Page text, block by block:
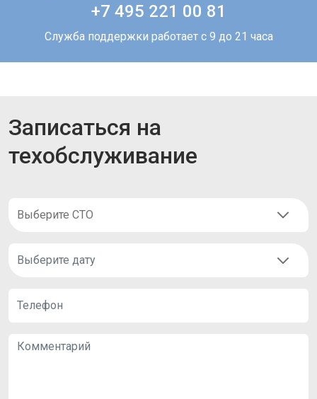
+7 495 221 00 81
Служба поддержки работает с 9 до 21 часа
Записаться на
техобслуживание